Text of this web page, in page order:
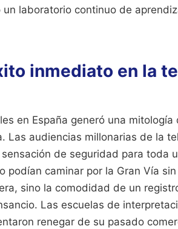
laboratorio continuo de
inmediato en la
en España generó una
Las audiencias millonarias de la
de seguridad para toda
podían caminar por la Gran Vía
sino la comodidad de un
Las escuelas de
renegar de su pasado